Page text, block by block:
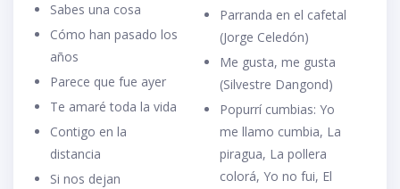
Sabes una cosa
Cómo han pasado los
años
Parece que fue ayer
Te amaré toda la vida
Contigo en la
distancia
Si nos dejan
Parranda en el cafetal
(Jorge Celedón)
Me gusta, me gusta
(Silvestre Dangond)
Popurrí cumbias: Yo
me llamo cumbia, La
piragua, La pollera
colorá, Yo no fui, El